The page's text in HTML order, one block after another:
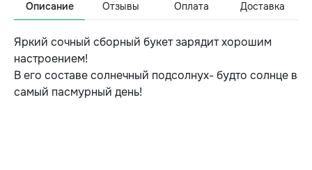
Описание Отзывы Оплата Доставка
Яркий сочный сборный букет зарядит хорошим
настроением!
В его составе солнечный подсолнух- будто солнце в
самый пасмурный день!